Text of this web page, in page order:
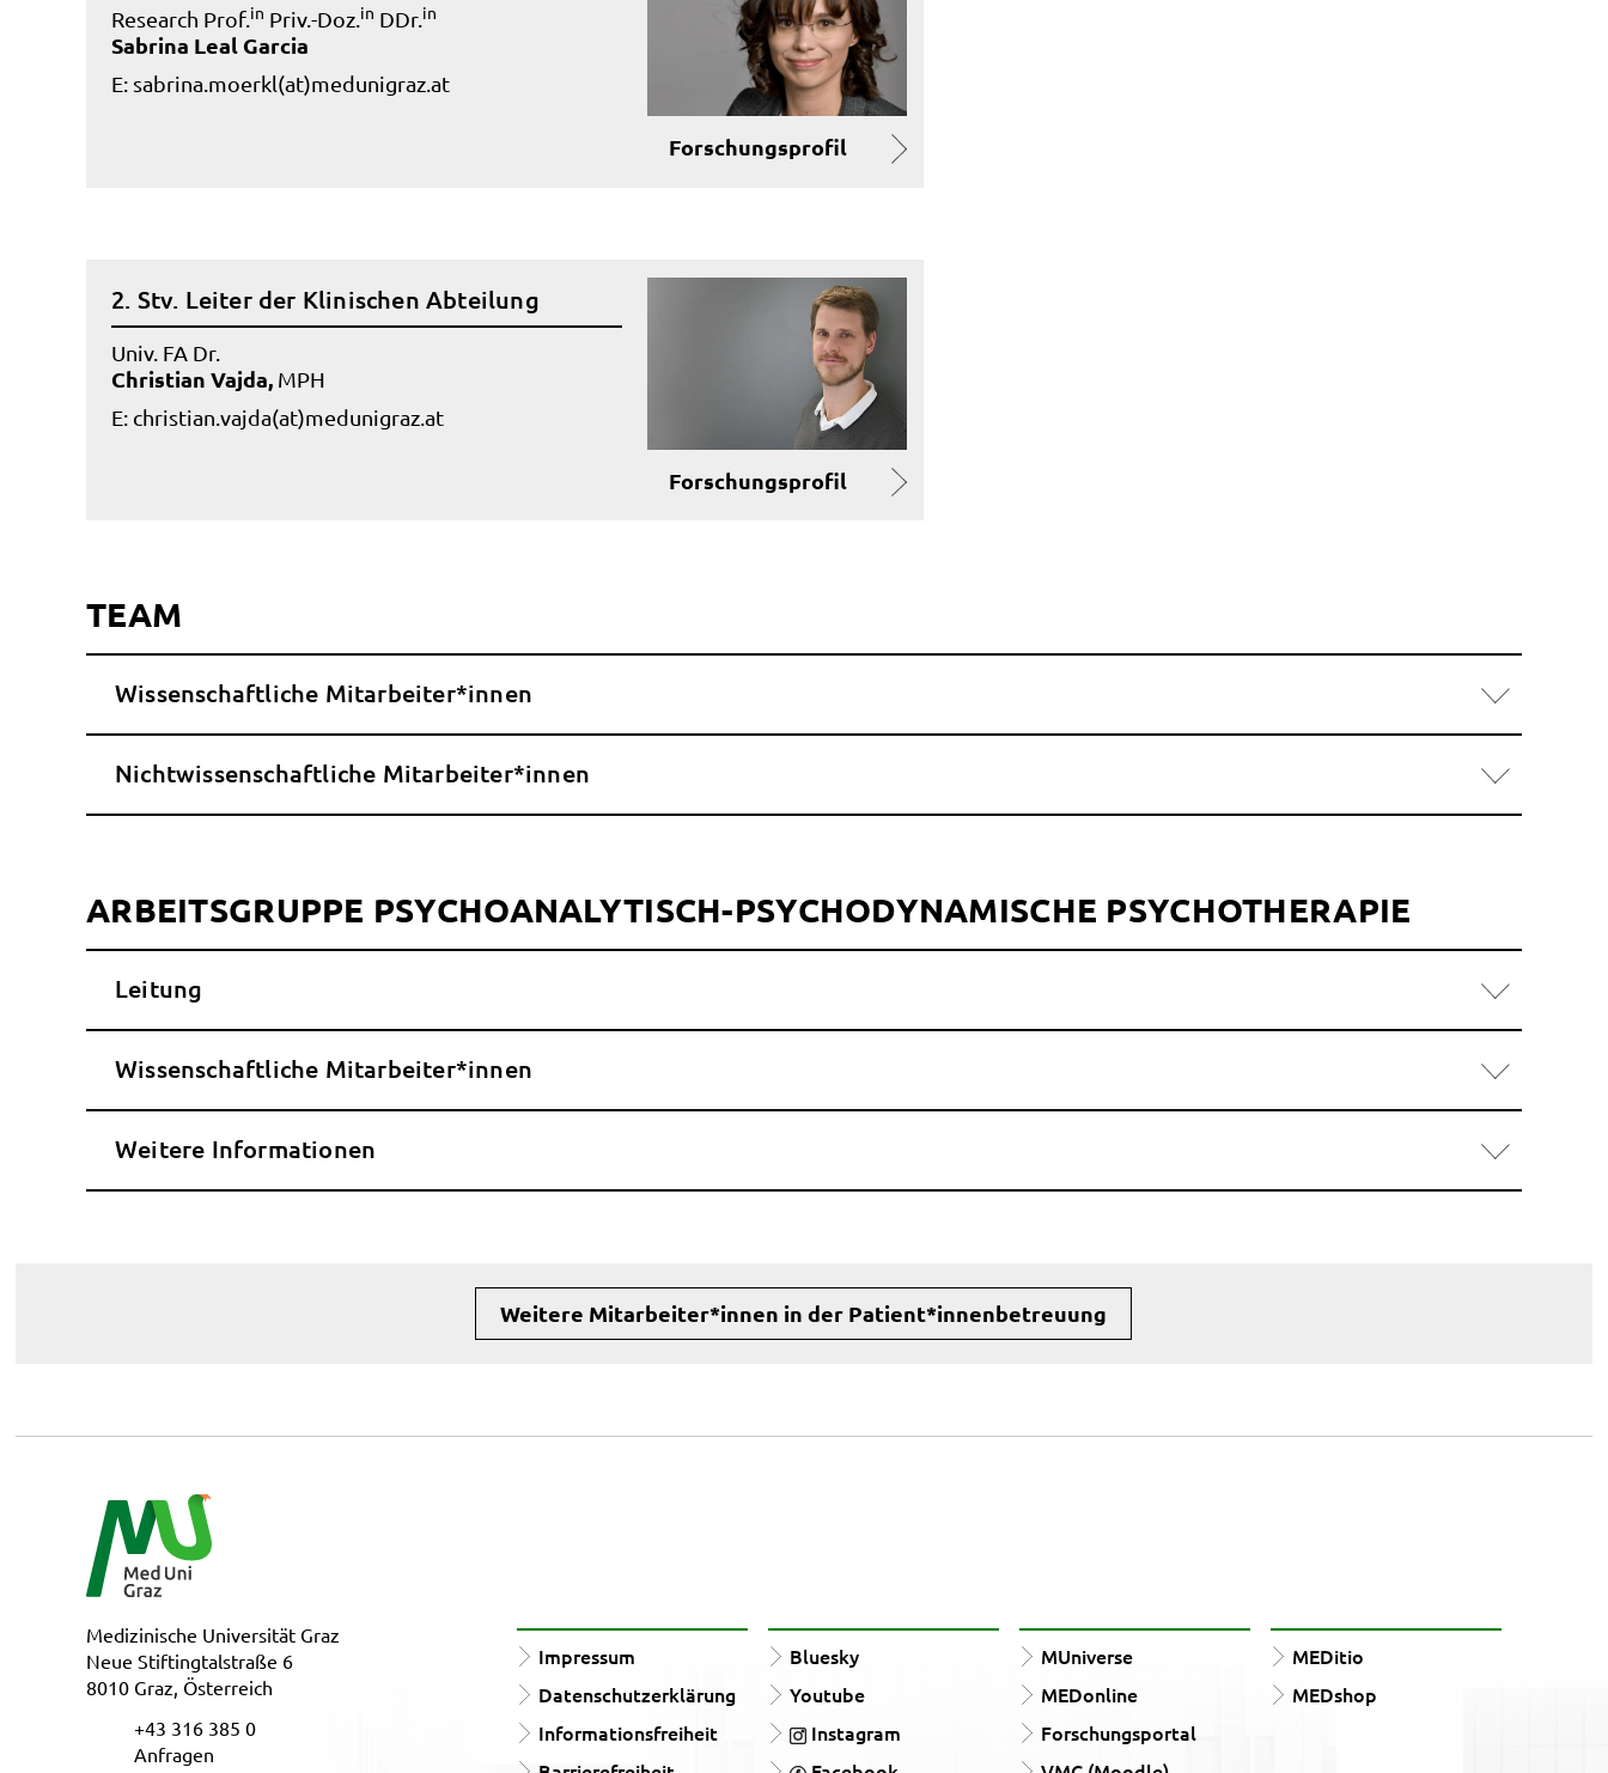
Research Prof. in Priv.-Doz. in DDr. in
Sabrina Leal Garcia
E: sabrina.moerkl(at)medunigraz.at
Forschungsprofil
2. Stv. Leiter der Klinischen Abteilung
Univ. FA Dr.
Christian Vajda, MPH
E: christian.vajda(at)medunigraz.at
Forschungsprofil
TEAM
Wissenschaftliche Mitarbeiter*innen
Nichtwissenschaftliche Mitarbeiter*innen
ARBEITSGRUPPE PSYCHOANALYTISCH-PSYCHODYNAMISCHE PSYCHOTHERAPIE
Leitung
Wissenschaftliche Mitarbeiter*innen
Weitere Informationen
Weitere Mitarbeiter*innen in der Patient*innenbetreuung
Medizinische Universität Graz
Neue Stiftingtalstraße 6
8010 Graz, Österreich
+43 316 385 0
Anfragen
Impressum
Datenschutzerklärung
Informationsfreiheit
Bluesky
Youtube
Instagram
MUniverse
MEDonline
Forschungsportal
MEDitio
MEDshop